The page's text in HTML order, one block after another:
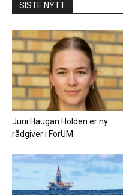
SISTE NYTT
Juni Haugan Holden er ny
rådgiver i ForUM